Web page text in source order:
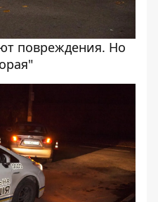
повреждения. Но